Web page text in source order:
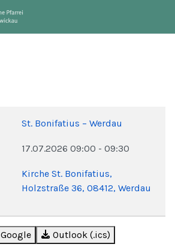
St. Bonifatius – Werdau
17.07.2026 09:00 - 09:30
Kirche St. Bonifatius,
Holzstraße 36, 08412, Werdau
Google Outlook (.ics)